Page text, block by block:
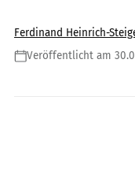
Ferdinand Heinrich-
Veröffentlicht am